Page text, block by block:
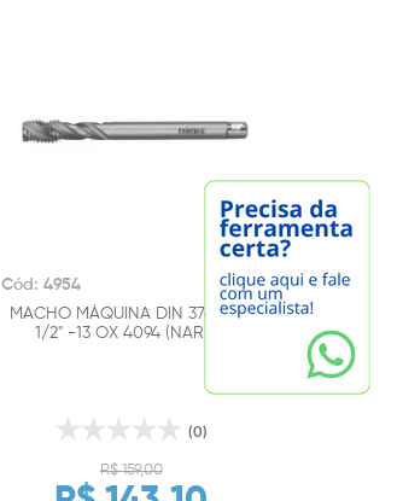
Cód: 4954
MACHO MÁQUINA DIN 376 UNC
1/2" -13 OX 4094 (NAREX)
(0)
R$ 159,00